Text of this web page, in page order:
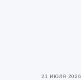
21 ИЮЛЯ 2026